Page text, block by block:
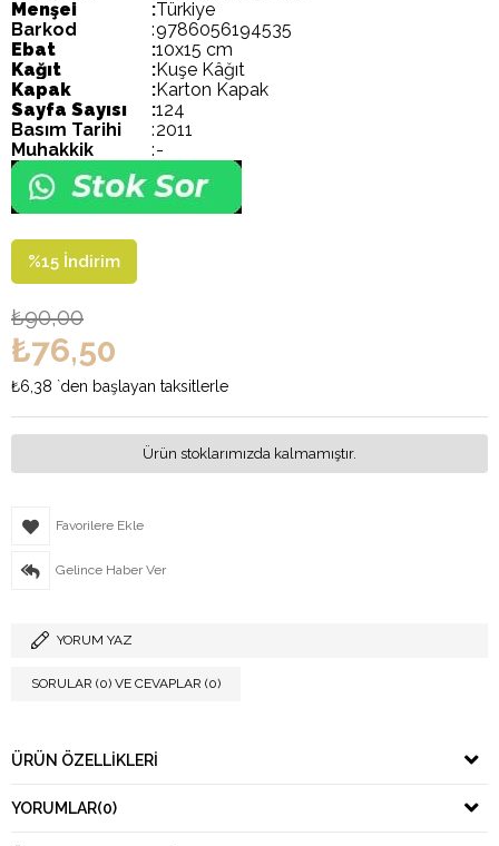
Menşei
:Türkiye
Barkod
:9786056194535
Ebat
:10x15 cm
Kağıt
:Kuşe Kâğıt
Kapak
:Karton Kapak
Sayfa Sayısı
:124
Basım Tarihi
:2011
Muhakkik
:-
%15 İndirim
₺90,00
₺76,50
₺6,38 `den başlayan taksitlerle
Ürün stoklarımızda kalmamıştır.
Favorilere Ekle
Gelince Haber Ver
YORUM YAZ
SORULAR (0) VE CEVAPLAR (0)
ÜRÜN ÖZELLIKLERI
YORUMLAR(0)